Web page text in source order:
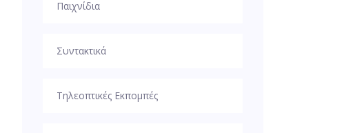
Παιχνίδια
Συντακτικά
Τηλεοπτικές Εκπομπές